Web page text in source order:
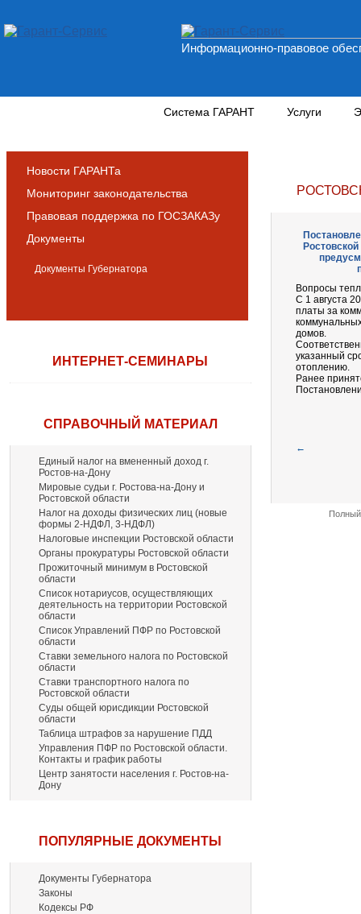
Информационно-правовое
Система ГАРАНТ Услуги
Новости ГАРАНТа
Мониторинг законодательства
Правовая поддержка по ГОСЗАКАЗу
Документы
Документы Губернатора
ИНТЕРНЕТ-СЕМИНАРЫ
СПРАВОЧНЫЙ МАТЕРИАЛ
Единый налог на вмененный доход г.
Ростов-на-Дону
Мировые судьи г. Ростова-на-Дону и
Ростовской области
Налог на доходы физических лиц (новые
формы 2-НДФЛ, 3-НДФЛ)
Налоговые инспекции Ростовской области
Органы прокуратуры Ростовской области
Прожиточный минимум в Ростовской
области
Список нотариусов, осуществляющих
деятельность на территории Ростовской
области
Список Управлений ПФР по Ростовской
области
Ставки земельного налога по Ростовской
области
Ставки транспортного налога по
Ростовской области
Суды общей юрисдикции Ростовской
области
Таблица штрафов за нарушение ПДД
Управления ПФР по Ростовской области.
Контакты и график работы
Центр занятости населения г. Ростов-на-
Дону
ПОПУЛЯРНЫЕ ДОКУМЕНТЫ
Документы Губернатора
Законы
Кодексы РФ
Вопросы
С 1 августа
платы за
домов.
указанный
отоплению.
Ранее
←